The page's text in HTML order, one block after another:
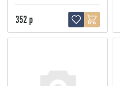
352 р